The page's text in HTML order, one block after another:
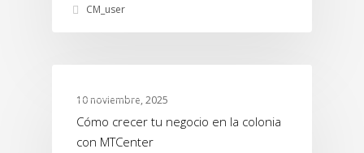
CM_user
10 noviembre, 2025
Cómo crecer tu negocio en la colonia
con MTCenter